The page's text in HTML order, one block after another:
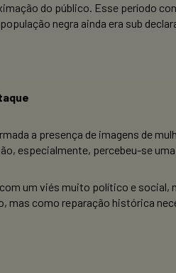
do público. Esse período
negra ainda era sub
a presença de imagens de
especialmente, percebeu-se
um viés muito político e
mas como reparação histórica